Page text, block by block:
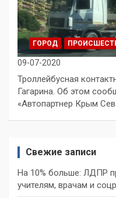
ГОРОД
09-07-2020
Троллейбусная
Гагарина. Об этом
«Автопартнер Крым
Свежие записи
На 10% больше: ЛДПР
учителям, врачам и